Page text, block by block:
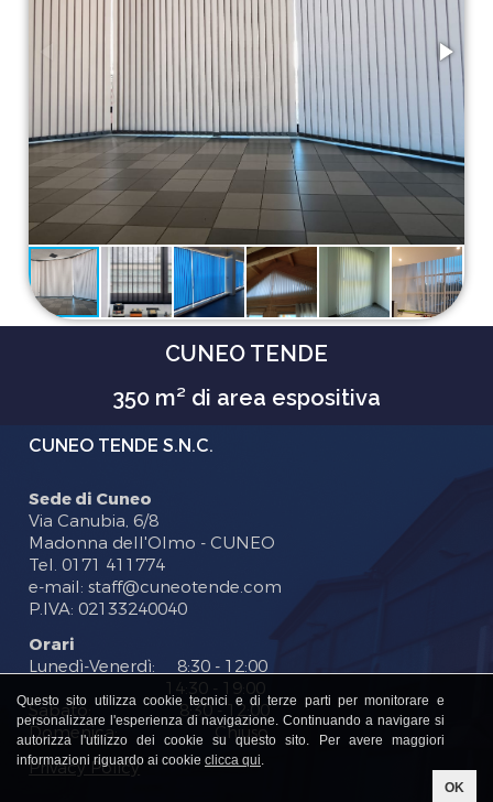
Questo sito utilizza cookie tecnici e di terze parti per monitorare e
personalizzare l'esperienza di navigazione. Continuando a navigare si
autorizza l'utilizzo dei cookie su questo sito. Per avere maggiori
informazioni riguardo ai cookie clicca qui.
OK
CUNEO TENDE
350 m² di area espositiva
CUNEO TENDE S.N.C.
Sede di Cuneo
Via Canubia, 6/8
Madonna dell'Olmo - CUNEO
Tel. 0171 411774
e-mail: staff@cuneotende.com
P.IVA: 02133240040
Orari
Lunedì-Venerdì: 8:30 - 12:00
14:30 - 19:00
Sabato: 8:30 - 12:00
Domenica: Chiuso
Privacy Policy